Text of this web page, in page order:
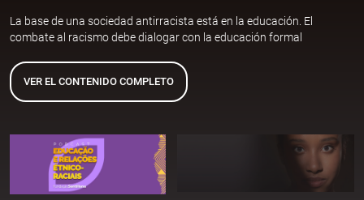
La base de una sociedad antirracista está en la educación. El
combate al racismo debe dialogar con la educación formal
VER EL CONTENIDO COMPLETO